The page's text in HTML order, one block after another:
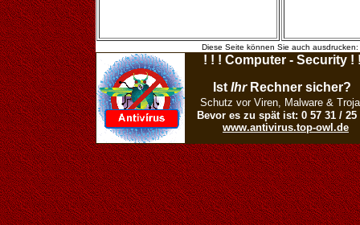
Diese Seite können Sie auch
! ! ! Computer - Security !
Ist IhrRechner sicher?
Schutz vor Viren, Malware &
Bevor es zu spät ist: 0 57 31 / 25
www.antivirus.top-owl.de